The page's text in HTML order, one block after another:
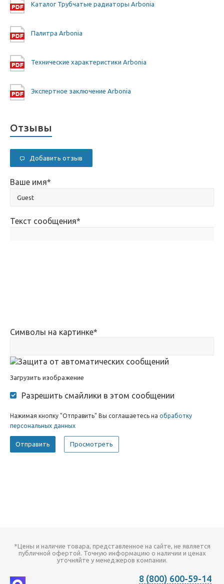
Каталог Трубчатые радиаторы Arbonia
Палитра Arbonia
Технические характеристики Arbonia
Экспертное заключение Arbonia
Отзывы
Добавить отзыв
Ваше имя*
Текст сообщения*
Символы на картинке*
Загрузить изображение
Разрешить смайлики в этом сообщении
Нажимая кнопку "Отправить" Вы соглашаетесь на обработку
персональных данных
*Цены и наличие товара, представленное на сайте, не является
публичной офертой. Точную информацию о наличии и ценах
уточняйте у менеджеров компании.
8 (800) 600-59-14